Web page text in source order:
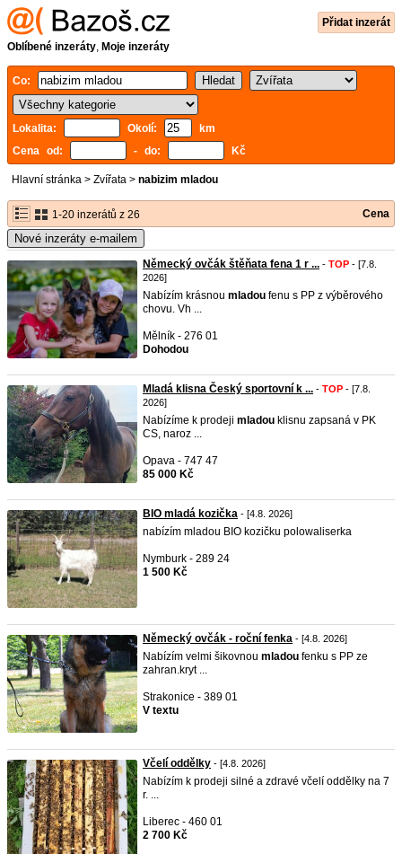
Přidat inzerát
Oblíbené inzeráty, Moje inzeráty
Co:
Lokalita: Okolí:
km
Cena od:
- do: Kč
Hlavní stránka > Zvířata > nabizim mladou
1-20 inzerátů z 26 Cena
Nové inzeráty e-mailem
Německý ovčák štěňata fena 1 r ... - TOP - [7.8.
2026]
Nabízím krásnou mladou fenu s PP z výběrového
chovu. Vh ...
Mělník - 276 01
Dohodou
Mladá klisna Český sportovní k ... - TOP - [7.8.
2026]
Nabízíme k prodeji mladou klisnu zapsaná v PK
CS, naroz ...
Opava - 747 47
85 000 Kč
BIO mladá kozička - [4.8. 2026]
nabízím mladou BIO kozičku polowaliserka
Nymburk - 289 24
1 500 Kč
Německý ovčák - roční fenka - [4.8. 2026]
Nabízím velmi šikovnou mladou fenku s PP ze
zahran.kryt ...
Strakonice - 389 01
V textu
Včelí oddělky - [4.8. 2026]
Nabízím k prodeji silné a zdravé včelí oddělky na 7
r. ...
Liberec - 460 01
2 700 Kč